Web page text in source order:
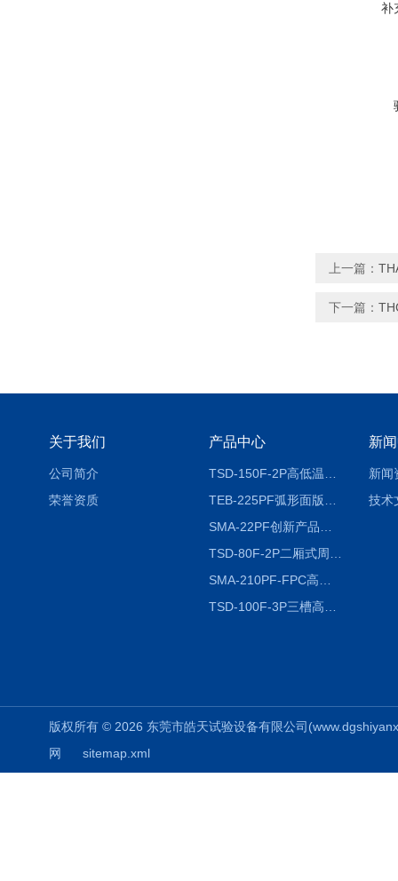
补
上一篇：
下一篇：
关于我们
公司简介
荣誉资质
产品中心 新
新闻
技术
版权所有 © 2026 东莞市皓天试验设备有限公司
网
sitemap.xml